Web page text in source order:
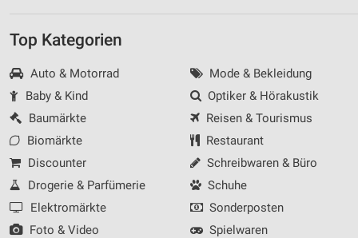
Top Kategorien
Auto & Motorrad
Baby & Kind
Baumärkte
Biomärkte
Discounter
Drogerie & Parfümerie
Elektromärkte
Foto & Video
Mode & Bekleidung
Optiker & Hörakustik
Reisen & Tourismus
Restaurant
Schreibwaren & Büro
Schuhe
Sonderposten
Spielwaren